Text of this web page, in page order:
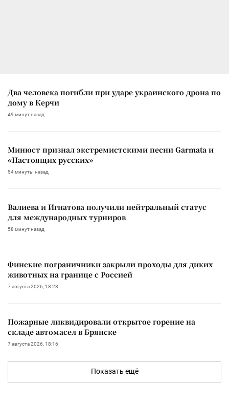
Два человека погибли при ударе украинского дрона по
дому в Керчи
49 минут назад
Минюст признал экстремистскими песни Garmata и
«Настоящих русских»
54 минуты назад
Валиева и Игнатова получили нейтральный статус
для международных турниров
58 минут назад
Финские пограничники закрыли проходы для диких
животных на границе с Россией
7 августа 2026, 18:28
Пожарные ликвидировали открытое горение на
складе автомасел в Брянске
7 августа 2026, 18:16
Показать ещё